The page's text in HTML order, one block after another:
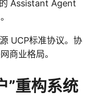
Assistant Agent
UCP标准协议。协
商业格局。
”重构系统